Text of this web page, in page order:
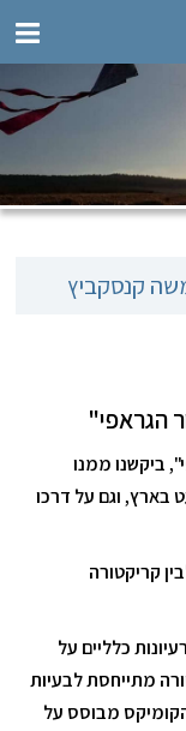
קנסקביץ
הגראפי"
ביקשנו ממנו
בארץ, וגם על דרכו
קריקטורה
כלליים על
מתייחסת לבעיות
הקומיקס מבוסס על